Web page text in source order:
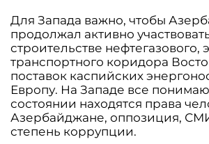
Для Запада важно, чтобы
продолжал активно
строительстве нефтегазового,
транспортного коридора
поставок каспийских
Европу. На Западе все
состоянии находятся права
Азербайджане, оппозиция,
степень коррупции.